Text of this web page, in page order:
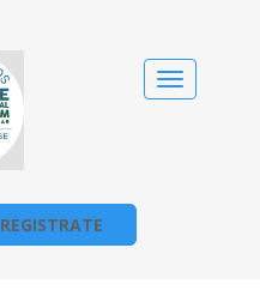
Cambiar
navegación
REGISTRATE